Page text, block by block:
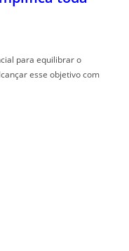
para equilibrar o
esse objetivo com